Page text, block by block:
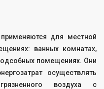
для местной
ванных комнатах,
помещениях. Они
осуществлять
воздуха с